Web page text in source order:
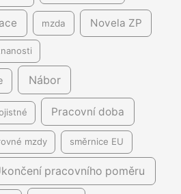
mzda Novela ZP
Nábor
Pracovní doba
mzdy směrnice EU
pracovního poměru